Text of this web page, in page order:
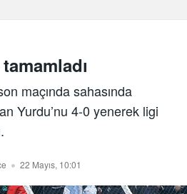
maçında sahasında
Yurdu’nu 4-0 yenerek ligi
22 Mayıs, 10:01